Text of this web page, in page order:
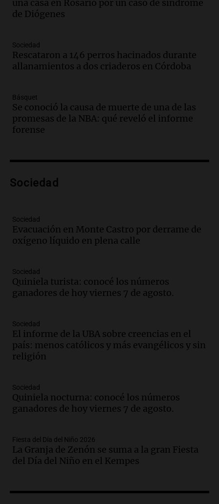
en Mendoza
Panorama Federal
Audio.
en la Sociedad Rural de Bulaya con
actividades para toda la familia
Audio.
edificios y una casa del estudiante para
jóvenes de la región
Panorama Federal
Audio.Preparativos finales para la gran
Bulaya este sábado
Audio.
Congreso y evacuación por derrame de
oxígeno en Montecastro
Audio.
Río Gallegos reporta frío extremo
y llega avión para escuelas de la décima
brigada aérea
Episodios
Audio. La justicia reconoce al COVID
como enfermedad laboral tras la muerte
de un docente
Audio. Aumento de tarifas de luz en San
Luis a partir de agosto por nueva
regulación de la energía
Episodios
Audio.Gabriela Irrazábal: “Un 35,5% de
la población del país fue a templos a
Episodios
una casa en Rosario por un caso de síndrome
de Diógenes
Sociedad
Rescataron a 146 perros hacinados durante
allanamientos a dos criaderos en Córdoba
Básquet
Se conoció la causa de muerte de una de las
promesas de la NBA: qué reveló el informe
forense
Sociedad
Sociedad
Evacuación en Monte Castro por derrame de
oxígeno líquido en plena calle
Sociedad
Quiniela turista: conocé los números
ganadores de hoy viernes 7 de agosto.
Sociedad
El informe de la UBA sobre creencias en el
país: menos católicos y más evangélicos y sin
religión
Sociedad
Quiniela nocturna: conocé los números
ganadores de hoy viernes 7 de agosto.
Fiesta del Día del Niño 2026
La Granja de Zenón se suma a la gran Fiesta
del Día del Niño en el Kempes